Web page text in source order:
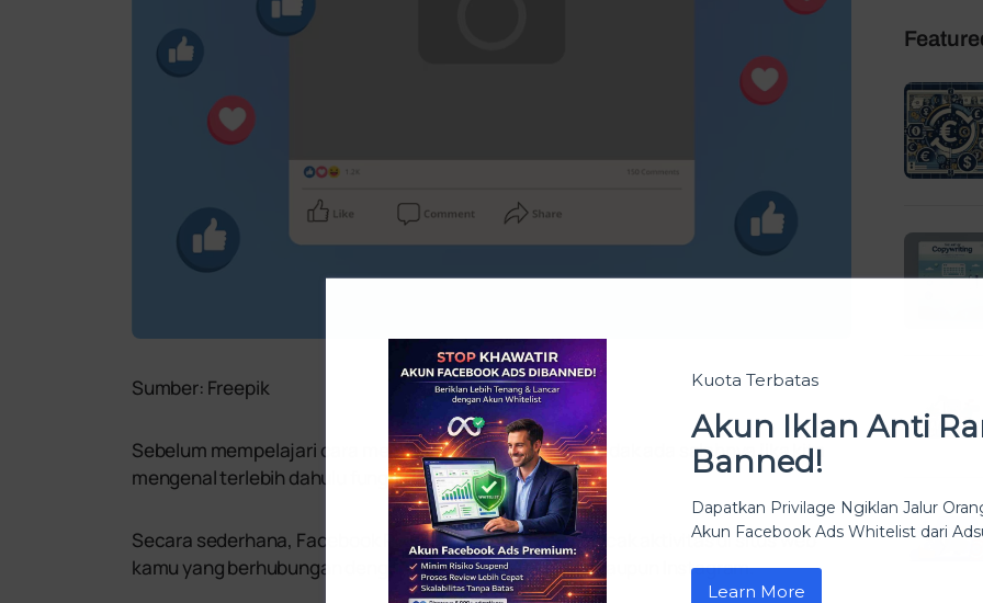
Sumber: Freepik
Sebelum mempelajari cara memasang Facebook Pixel, tidak ada salahnya jika kita
mengenal terlebih dahulu fungsi dari Facebook Pixel.
Secara sederhana, Facebook Pixel berfungsi untuk melacak aktivitas di situs web
kamu yang berhubungan dengan pengguna Facebook maupun Instagram.
Kuota Terbatas
Akun Iklan Anti
Banned!
Dapatkan Privilage Ngiklan Jalur
Akun Facebook Ads Whitelist dari
Learn More